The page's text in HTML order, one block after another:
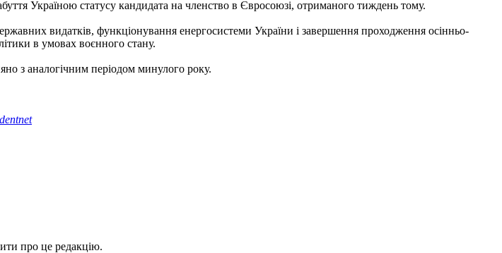
Україною статусу кандидата на членство в Євросоюзі, отриманого тиждень тому.
видатків, функціонування енергосистеми України і завершення проходження осінньо-
в умовах воєнного стану.
з аналогічним періодом минулого року.
про це редакцію.